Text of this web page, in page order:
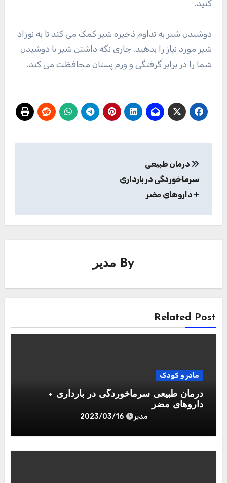
کنید.
دوشیدن شیر به تداوم ذخیره شیر کمک می کند تا به نوزاد
شیر مورد نیاز را بدهید. جاری نگه داشتن شیر با دوشیدن
شما را در برابر گرفتگی و ورم پستان محافظت می کند.
نوشته
درمان طبیعی
سرماخوردگی در بارداری
+ داروهای مضر
By مدیر
Related Post
مادر و کودک
درمان طبیعی سرماخوردگی در بارداری +
داروهای مضر
مدیر 2023/03/16